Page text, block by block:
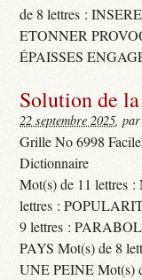
de 8 lettres :
ETONNER
ÉPAISSES
Solution de
22 septembre 2025,
Grille No 6998 Facile
Dictionnaire
Mot(s) de 11 lettres
lettres :
9 lettres :
PAYS Mot(s) de 8
UNE PEINE Mot(s)